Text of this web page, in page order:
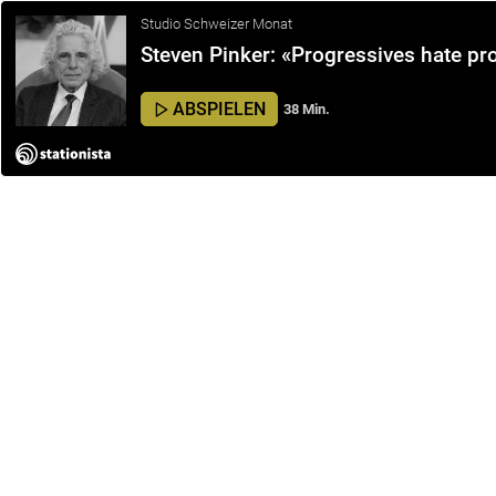
Studio Schweizer Monat
Steven Pinker: «Progressives hate
ABSPIELEN 38 Min.